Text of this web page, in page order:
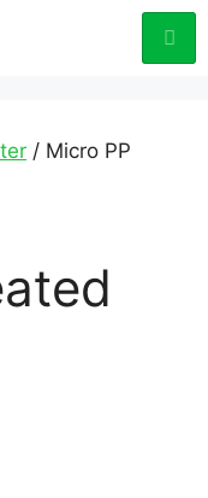
/ Micro PP